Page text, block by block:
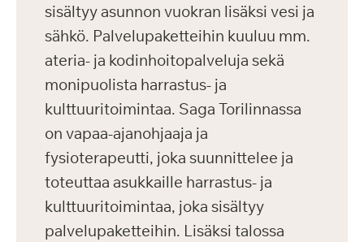
sisältyy asunnon vuokran lisäksi vesi ja
sähkö. Palvelupaketteihin kuuluu mm.
ateria- ja kodinhoitopalveluja sekä
monipuolista harrastus- ja
kulttuuritoimintaa. Saga Torilinnassa
on vapaa-ajanohjaaja ja
fysioterapeutti, joka suunnittelee ja
toteuttaa asukkaille harrastus- ja
kulttuuritoimintaa, joka sisältyy
palvelupaketteihin. Lisäksi talossa